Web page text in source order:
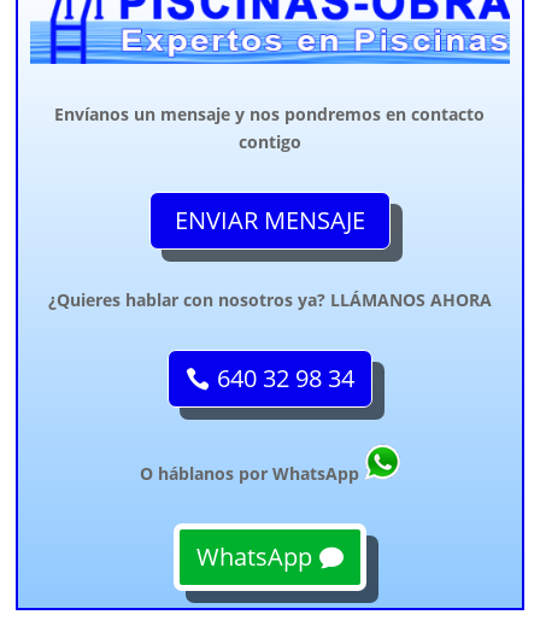
Envíanos un mensaje y nos pondremos en contacto
contigo
ENVIAR MENSAJE
¿Quieres hablar con nosotros ya? LLÁMANOS AHORA
640 32 98 34
O háblanos por WhatsApp
WhatsApp